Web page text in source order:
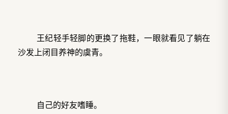
王纪轻手轻脚的更换了拖鞋，一眼就看见了躺在
沙发上闭目养神的虞青。
自己的好友嗜睡。